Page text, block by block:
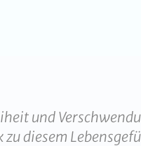
und
zu diesem